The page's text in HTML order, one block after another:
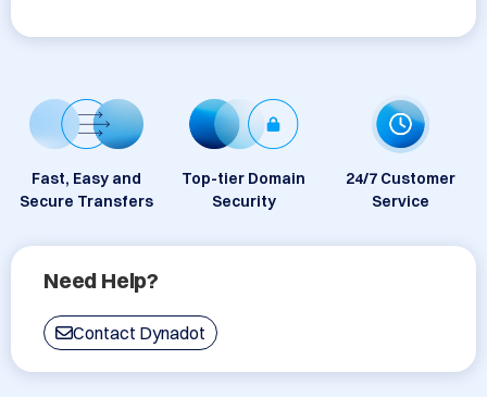
Fast, Easy and
Secure Transfers
Top-tier Domain
Security
24/7 Customer
Service
Need Help?
Contact Dynadot